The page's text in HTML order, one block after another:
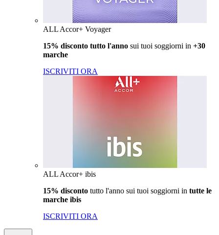
ALL Accor+ Voyager
15% disconto tutto l'anno sui tuoi soggiorni in +30
marche
ISCRIVITI ORA
ALL Accor+ ibis
15% disconto tutto l'anno sui tuoi soggiorni in tutte le
marche ibis
ISCRIVITI ORA